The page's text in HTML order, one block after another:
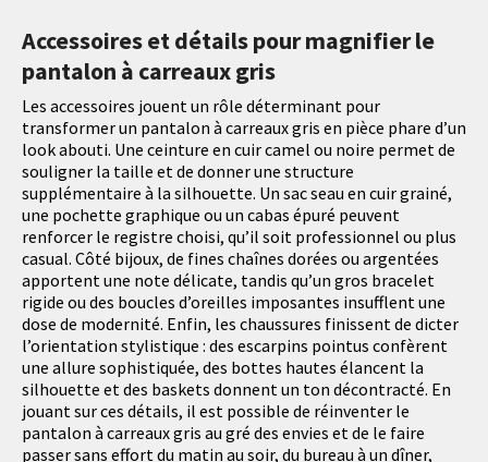
Accessoires et détails pour magnifier le
pantalon à carreaux gris
Les accessoires jouent un rôle déterminant pour
transformer un pantalon à carreaux gris en pièce phare d’un
look abouti. Une ceinture en cuir camel ou noire permet de
souligner la taille et de donner une structure
supplémentaire à la silhouette. Un sac seau en cuir grainé,
une pochette graphique ou un cabas épuré peuvent
renforcer le registre choisi, qu’il soit professionnel ou plus
casual. Côté bijoux, de fines chaînes dorées ou argentées
apportent une note délicate, tandis qu’un gros bracelet
rigide ou des boucles d’oreilles imposantes insufflent une
dose de modernité. Enfin, les chaussures finissent de dicter
l’orientation stylistique : des escarpins pointus confèrent
une allure sophistiquée, des bottes hautes élancent la
silhouette et des baskets donnent un ton décontracté. En
jouant sur ces détails, il est possible de réinventer le
pantalon à carreaux gris au gré des envies et de le faire
passer sans effort du matin au soir, du bureau à un dîner,